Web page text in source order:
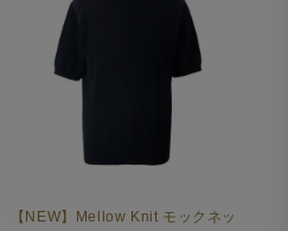
【NEW】Mellow Knit モックネッ